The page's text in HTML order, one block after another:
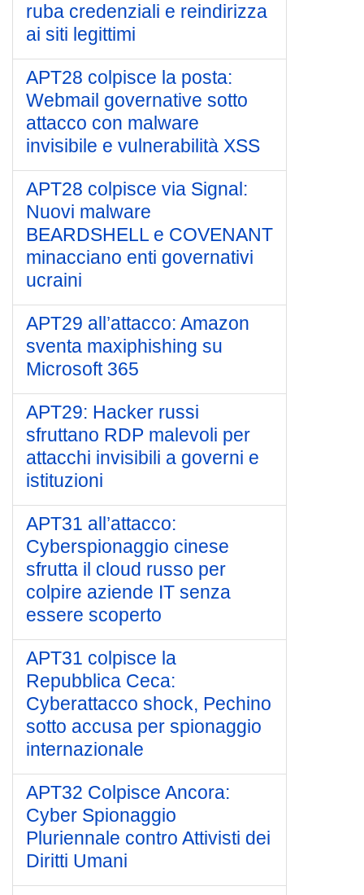
ruba credenziali e reindirizza
ai siti legittimi
APT28 colpisce la posta:
Webmail governative sotto
attacco con malware
invisibile e vulnerabilità XSS
APT28 colpisce via Signal:
Nuovi malware
BEARDSHELL e COVENANT
minacciano enti governativi
ucraini
APT29 all’attacco: Amazon
sventa maxiphishing su
Microsoft 365
APT29: Hacker russi
sfruttano RDP malevoli per
attacchi invisibili a governi e
istituzioni
APT31 all’attacco:
Cyberspionaggio cinese
sfrutta il cloud russo per
colpire aziende IT senza
essere scoperto
APT31 colpisce la
Repubblica Ceca:
Cyberattacco shock, Pechino
sotto accusa per spionaggio
internazionale
APT32 Colpisce Ancora:
Cyber Spionaggio
Pluriennale contro Attivisti dei
Diritti Umani